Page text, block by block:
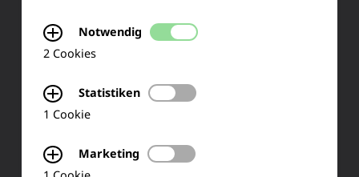
FAQ
KONTAKT
Notwendig
2 Cookies
Statistiken
1 Cookie
Marketing